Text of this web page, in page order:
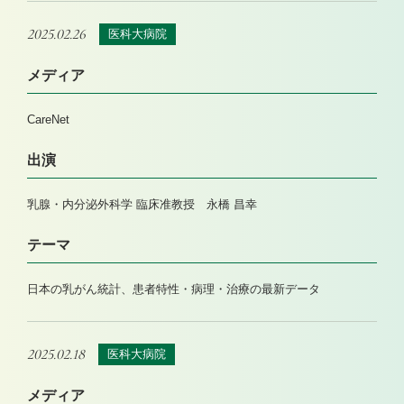
2025.02.26 医科大病院
メディア
CareNet
出演
乳腺・内分泌外科学 臨床准教授 永橋 昌幸
テーマ
日本の乳がん統計、患者特性・病理・治療の最新データ
2025.02.18 医科大病院
メディア